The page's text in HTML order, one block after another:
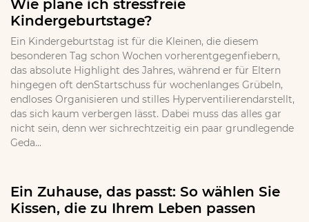
Wie plane ich stressfreie
Kindergeburtstage?
Ein Kindergeburtstag ist für die Kleinen, die diesem
besonderen Tag schon Wochen vorherentgegenfiebern,
das absolute Highlight des Jahres, während er für Eltern
hingegen oft denStartschuss für wochenlanges Grübeln,
endloses Organisieren und stilles Hyperventilierendarstellt,
das sich kaum verbergen lässt. Dabei muss das alles gar
nicht sein, denn wer sichrechtzeitig ein paar grundlegende
Geda...
Ein Zuhause, das passt: So wählen Sie
Kissen, die zu Ihrem Leben passen